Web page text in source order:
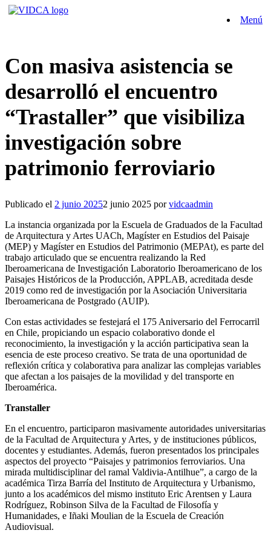
Saltar
Menú
Con masiva asistencia se
desarrolló el encuentro
“Trastaller” que visibiliza
investigación sobre
patrimonio ferroviario
Publicado el 2 junio 20252 junio 2025 porvidcaadmin
La instancia organizada por la Escuela de Graduados de la Facultad
de Arquitectura y Artes UACh, Magíster en Estudios del Paisaje
(MEP) y Magíster en Estudios del Patrimonio (MEPAt), es parte del
trabajo articulado que se encuentra realizando la Red
Iberoamericana de Investigación Laboratorio Iberoamericano de los
Paisajes Históricos de la Producción, APPLAB, acreditada desde
2019 como red de investigación por la Asociación Universitaria
Iberoamericana de Postgrado (AUIP).
Con estas actividades se festejará el 175 Aniversario del Ferrocarril
en Chile, propiciando un espacio colaborativo donde el
reconocimiento, la investigación y la acción participativa sean la
esencia de este proceso creativo. Se trata de una oportunidad de
reflexión crítica y colaborativa para analizar las complejas variables
que afectan a los paisajes de la movilidad y del transporte en
Iberoamérica.
Transtaller
En el encuentro, participaron masivamente autoridades universitarias
de la Facultad de Arquitectura y Artes, y de instituciones públicos,
docentes y estudiantes. Además, fueron presentados los principales
aspectos del proyecto “Paisajes y patrimonios ferroviarios. Una
mirada multidisciplinar del ramal Valdivia-Antilhue”, a cargo de la
académica Tirza Barría del Instituto de Arquitectura y Urbanismo,
junto a los académicos del mismo instituto Eric Arentsen y Laura
Rodríguez, Robinson Silva de la Facultad de Filosofía y
Humanidades, e Iñaki Moulian de la Escuela de Creación
Audiovisual.